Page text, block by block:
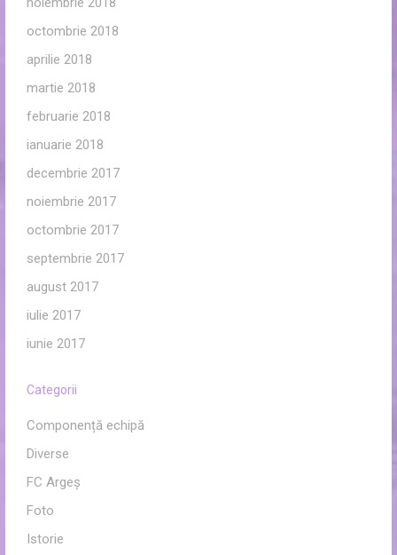
octombrie 2018
aprilie 2018
martie 2018
februarie 2018
ianuarie 2018
decembrie 2017
noiembrie 2017
octombrie 2017
septembrie 2017
august 2017
iulie 2017
iunie 2017
Categorii
Componență echipă
Diverse
FC Argeș
Foto
Istorie